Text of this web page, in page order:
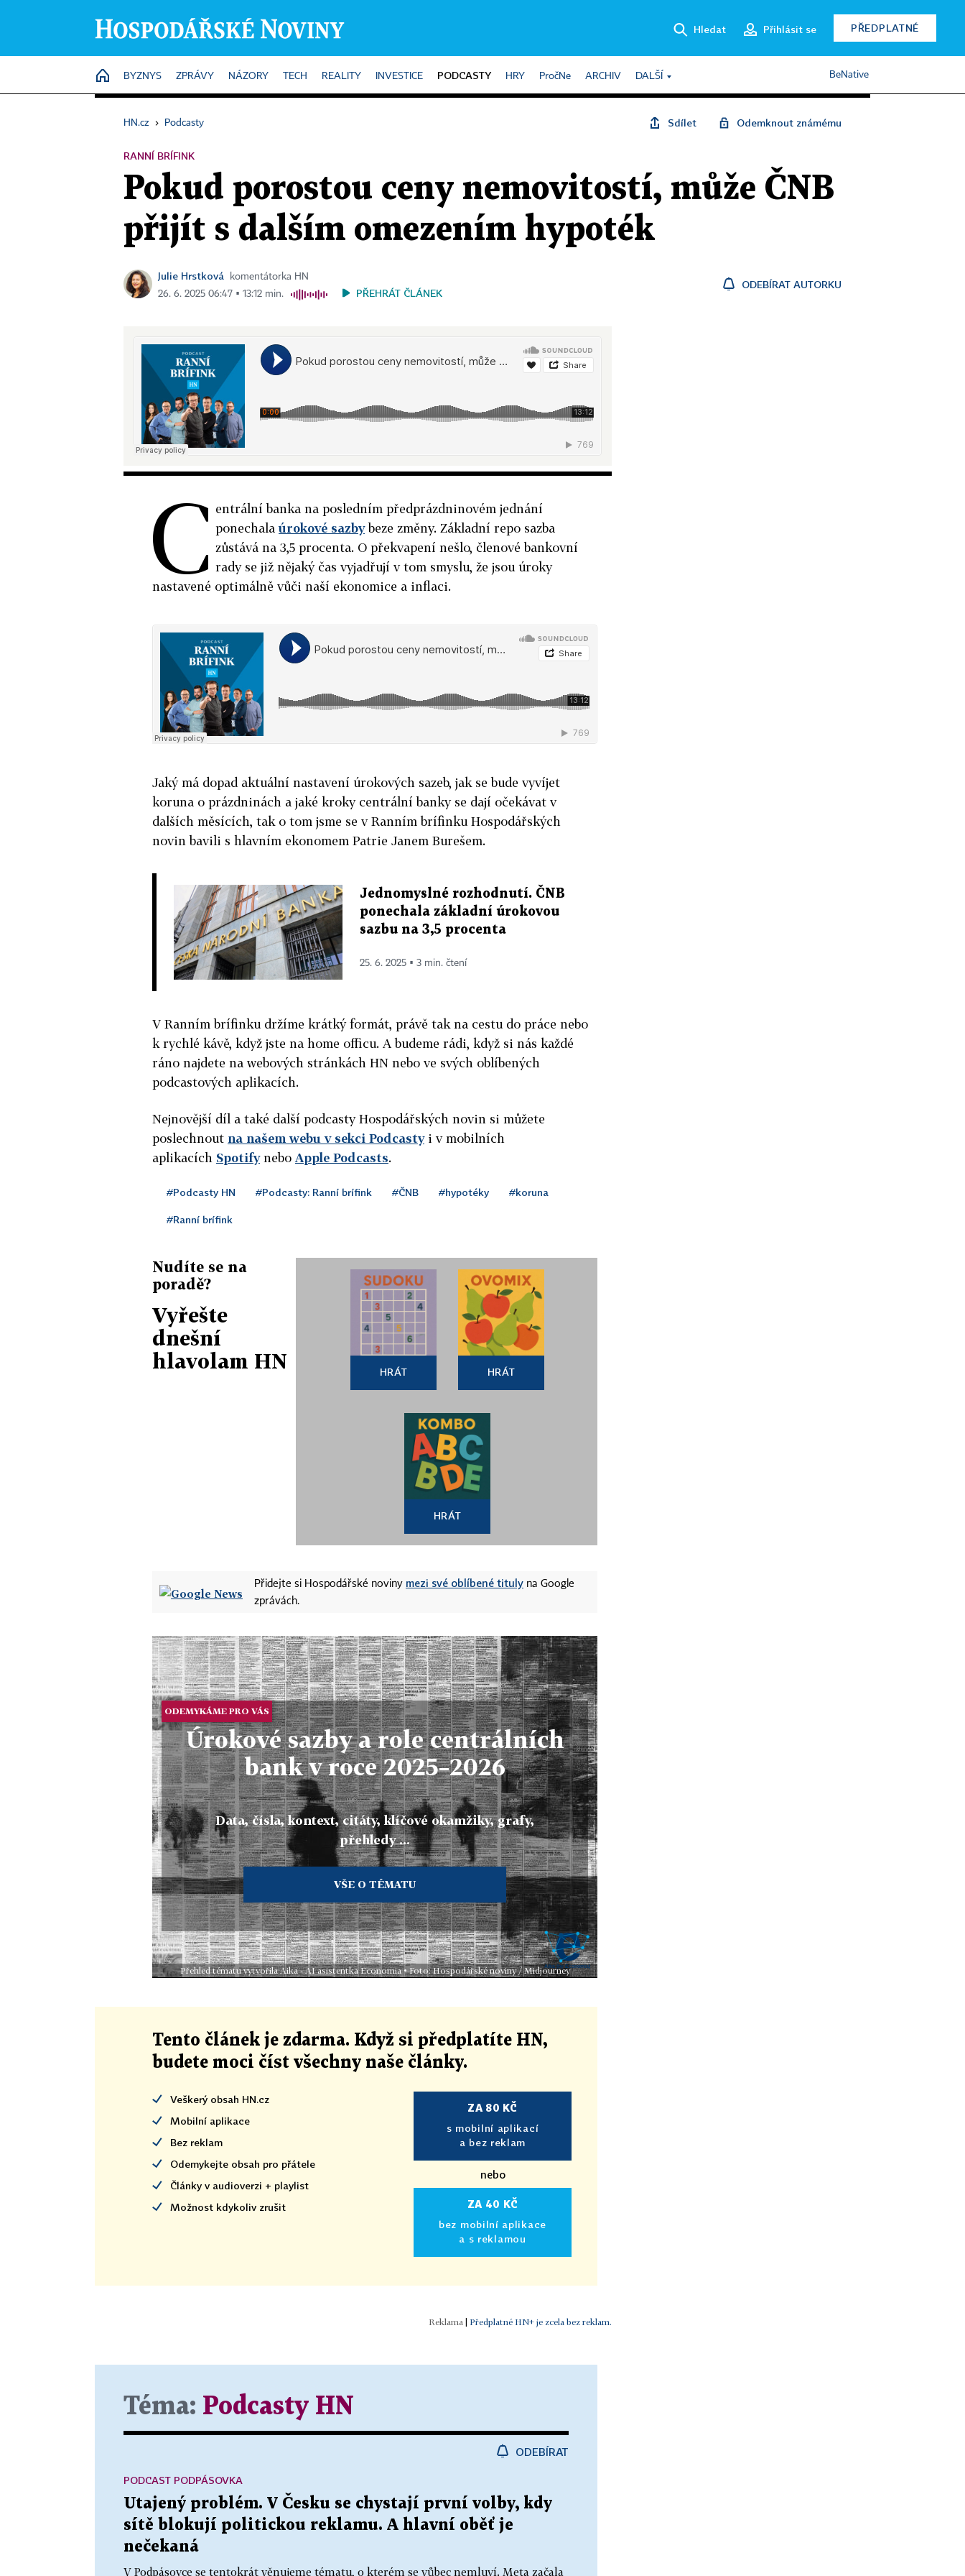
Hledat Přihlásit se PŘEDPLATNÉ
HOME
BYZNYS ZPRÁVY NÁZORY TECH REALITY INVESTICE PODCASTY HRY PročNe ARCHIV DALŠÍ BeNative
HN.cz › Podcasty Sdílet Odemknout známému
RANNÍ BRÍFINK
Pokud porostou ceny nemovitostí, může ČNB
přijít s dalším omezením hypoték
Julie Hrstková
komentátorka HN
26. 6. 2025 06:47 ▪ 13:12 min.
PŘEHRÁT ČLÁNEK
ODEBÍRAT AUTORKU
C entrální banka na posledním předprázdninovém jednání
ponechalaúrokové sazbybeze změny. Základní repo sazba
zůstává na 3,5 procenta. O překvapení nešlo, členové bankovní
rady se již nějaký čas vyjadřují v tom smyslu, že jsou úroky
nastavené optimálně vůči naší ekonomice a inflaci.
Jaký má dopad aktuální nastavení úrokových sazeb, jak se bude vyvíjet
koruna o prázdninách a jaké kroky centrální banky se dají očekávat v
dalších měsících, tak o tom jsme se v Ranním brífinku Hospodářských
novin bavili s hlavním ekonomem Patrie Janem Burešem.
Jednomyslné rozhodnutí. ČNB
ponechala základní úrokovou
sazbu na 3,5 procenta
25. 6. 2025 ▪ 3 min. čtení
V Ranním brífinku držíme krátký formát, právě tak na cestu do práce nebo
k rychlé kávě, když jste na home officu. A budeme rádi, když si nás každé
ráno najdete na webových stránkách HN nebo ve svých oblíbených
podcastových aplikacích.
Nejnovější díl a také další podcasty Hospodářských novin si můžete
poslechnout na našem webu v sekci Podcastyi v mobilních
aplikacích SpotifyneboApple Podcasts.
#Podcasty HN #Podcasty: Ranní brífink #ČNB #hypotéky #koruna
#Ranní brífink
Nudíte se na
poradě?
Vyřešte
dnešní
hlavolam HN
HRÁT HRÁT
HRÁT
Přidejte si Hospodářské noviny mezi své oblíbené tituly na Google
zprávách.
ODEMYKÁME PRO VÁS
Úrokové sazby a role centrálních
bank v roce 2025–2026
Data, čísla, kontext, citáty, klíčové okamžiky, grafy,
přehledy ...
VŠE O TÉMATU
Přehled tématu vytvořila Aika - AI asistentka Economia • Foto: Hospodářské noviny / Midjourney
Tento článek je zdarma. Když si předplatíte HN,
budete moci číst všechny naše články.
Veškerý obsah HN.cz
Mobilní aplikace
Bez reklam
Odemykejte obsah pro přátele
Články v audioverzi + playlist
Možnost kdykoliv zrušit
ZA 80 KČ
s mobilní aplikací
a bez reklam
nebo
ZA 40 KČ
bez mobilní aplikace
a s reklamou
Předplatné HN+ je zcela bez reklam.
Téma: Podcasty HN
ODEBÍRAT
Utajený problém. V Česku se chystají první volby, kdy
sítě blokují politickou reklamu. A hlavní oběť je
nečekaná
V Podpásovce se tentokrát věnujeme tématu, o kterém se vůbec nemluví. Meta začala
PODCAST PODPÁSOVKA